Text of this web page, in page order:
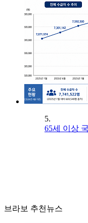
5.
65세 이상
브라보 추천뉴스